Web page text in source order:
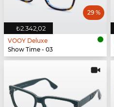
₺2.342,02
29 %
VOOY Deluxe
Show Time - 03